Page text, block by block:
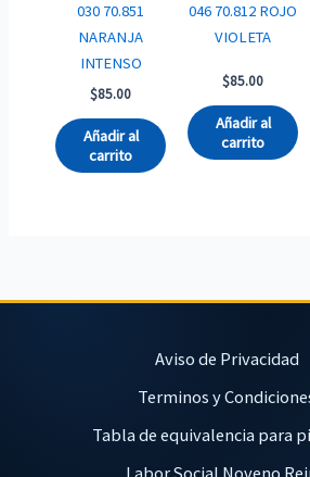
030 70.851
NARANJA
INTENSO
$85.00
Añadir al
carrito
046 70.812 ROJO
VIOLETA
$85.00
Añadir al
carrito
Aviso de Privacidad
Terminos y
Tabla de equivalencia para